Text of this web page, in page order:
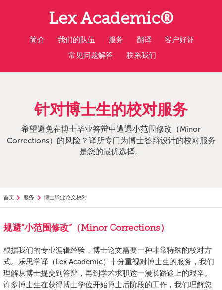
Lex Academic®
简介 我们的队伍 服务 翻译
客户好评
常见问题解答
联系我们
针对博士生的校对服务
希望避免在博士毕业答辩中遭遇小范围修改（Minor
Corrections）的风险？译所专门为博士答辩设计的校对服务
是您的最优选择。
首页 服务 博士毕业论文校对
规避“小范围修改”（Minor Corrections）
根据我们的专业编辑经验，博士论文需要一种非常特殊的校对方
式。乐思学译（Lex Academic）十分重视对博士生的服务，我们
理解从博士提交到答辩，再到学术求职这一漫长路途上的艰辛。
许多博士生在获得博士学位开始博士后阶段的工作，我们理解您